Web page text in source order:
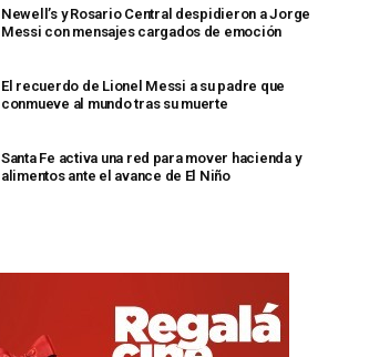
Newell’s y Rosario Central despidieron a Jorge
Messi con mensajes cargados de emoción
El recuerdo de Lionel Messi a su padre que
conmueve al mundo tras su muerte
Santa Fe activa una red para mover hacienda y
alimentos ante el avance de El Niño